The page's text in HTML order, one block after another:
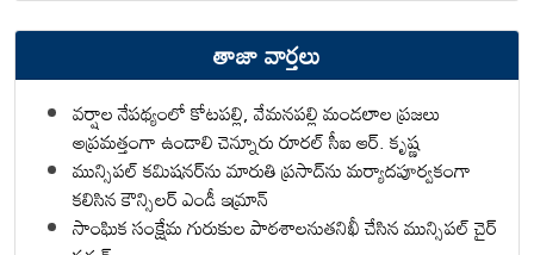
తాజా వార్తలు
వర్షాల నేపథ్యంలో కోటపల్లి, వేమనపల్లి మండలాల ప్రజలు
అప్రమత్తంగా ఉండాలి చెన్నూరు రూరల్ సీఐ ఆర్. కృష్ణ
మున్సిపల్ కమిషనర్‌ను మారుతి ప్రసాద్‌ను మర్యాదపూర్వకంగా
కలిసిన కౌన్సిలర్ ఎండీ ఇమ్రాన్ ​
సాంఘిక సంక్షేమ గురుకుల పాఠశాలనుతనిఖీ చేసిన మున్సిపల్ చైర్